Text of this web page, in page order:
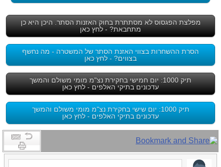
מפלצת הפגסוס לא מסתתרת בחוק האזנות הסתר. היכן היא כן
מתחבאת? - לחץ כאן
הסרת ההשחרות בצווי האזנת הסתר של המשטרה - מה נחשף
בצווים? - לחץ כאן
תיק 1000: יום חמישי בחקירת נצ"מ מומי משולם והמשך
עדכונים בתיקי האלפים - לחץ כאן
תיק 1000: יום שישי בחקירת נצ"מ מומי משולם והמשך
עדכונים בתיקי האלפים - לחץ כאן